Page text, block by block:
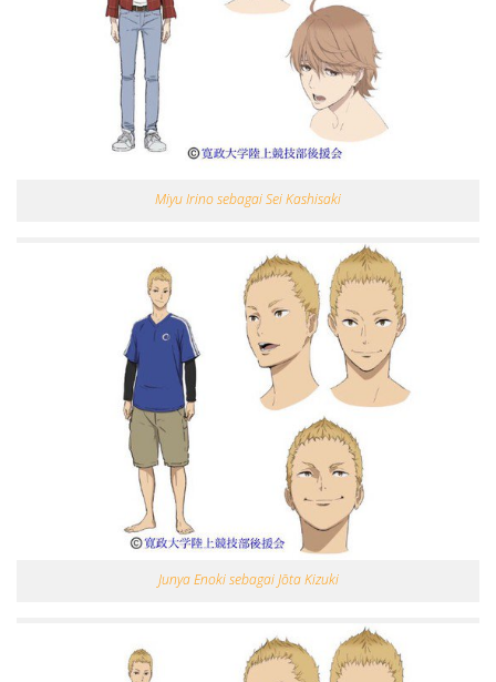
Miyu Irino sebagai Sei Kashisaki
Junya Enoki sebagai Jōta Kizuki